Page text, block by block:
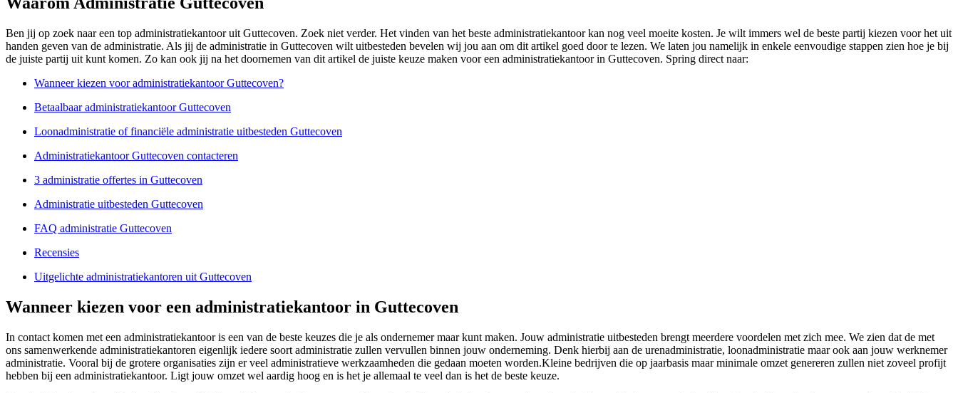
Ben jij op zoek naar een top administratiekantoor uit Guttecoven. Zoek niet verder. Het vinden van het beste administratiekantoor kan nog veel moeite kosten. Je wilt immers wel de beste partij kiezen voor het uit
handen geven van de administratie. Als jij de administratie in Guttecoven wilt uitbesteden bevelen wij jou aan om dit artikel goed door te lezen. We laten jou namelijk in enkele eenvoudige stappen zien hoe je bij
de juiste partij uit kunt komen. Zo kan ook jij na het doornemen van dit artikel de juiste keuze maken voor een administratiekantoor in Guttecoven. Spring direct naar:
Wanneer kiezen voor administratiekantoor Guttecoven?
Betaalbaar administratiekantoor Guttecoven
Loonadministratie of financiële administratie uitbesteden Guttecoven
Administratiekantoor Guttecoven contacteren
3 administratie offertes in Guttecoven
Administratie uitbesteden Guttecoven
FAQ administratie Guttecoven
Recensies
Uitgelichte administratiekantoren uit Guttecoven
Wanneer kiezen voor een administratiekantoor in Guttecoven
In contact komen met een administratiekantoor is een van de beste keuzes die je als ondernemer maar kunt maken. Jouw administratie uitbesteden brengt meerdere voordelen met zich mee. We zien dat de met
ons samenwerkende administratiekantoren eigenlijk iedere soort administratie zullen vervullen binnen jouw onderneming. Denk hierbij aan de urenadministratie, loonadministratie maar ook aan jouw werknemer
administratie. Vooral bij de grotere organisaties zijn er veel administratieve werkzaamheden die gedaan moeten worden.Kleine bedrijven die op jaarbasis maar minimale omzet genereren zullen niet zoveel profijt
hebben bij een administratiekantoor. Ligt jouw omzet wel aardig hoog en is het je allemaal te veel dan is het de beste keuze.